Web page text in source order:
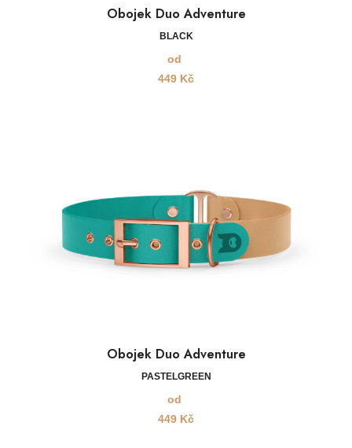
Obojek Duo Adventure
BLACK
od
449 Kč
Obojek Duo Adventure
PASTELGREEN
od
449 Kč